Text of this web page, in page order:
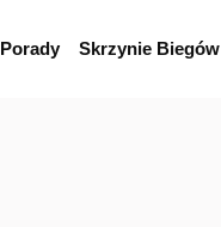
Porady Skrzynie Biegów